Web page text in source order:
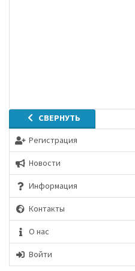
СВЕРНУТЬ
Регистрация
Новости
Информация
Контакты
О нас
Войти